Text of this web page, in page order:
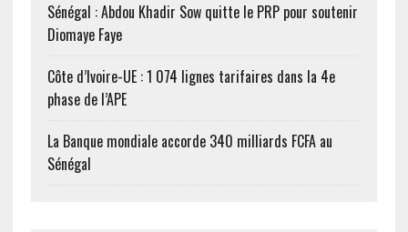
Sénégal : Abdou Khadir Sow quitte le PRP pour soutenir
Diomaye Faye
Côte d’Ivoire-UE : 1 074 lignes tarifaires dans la 4e
phase de l’APE
La Banque mondiale accorde 340 milliards FCFA au
Sénégal